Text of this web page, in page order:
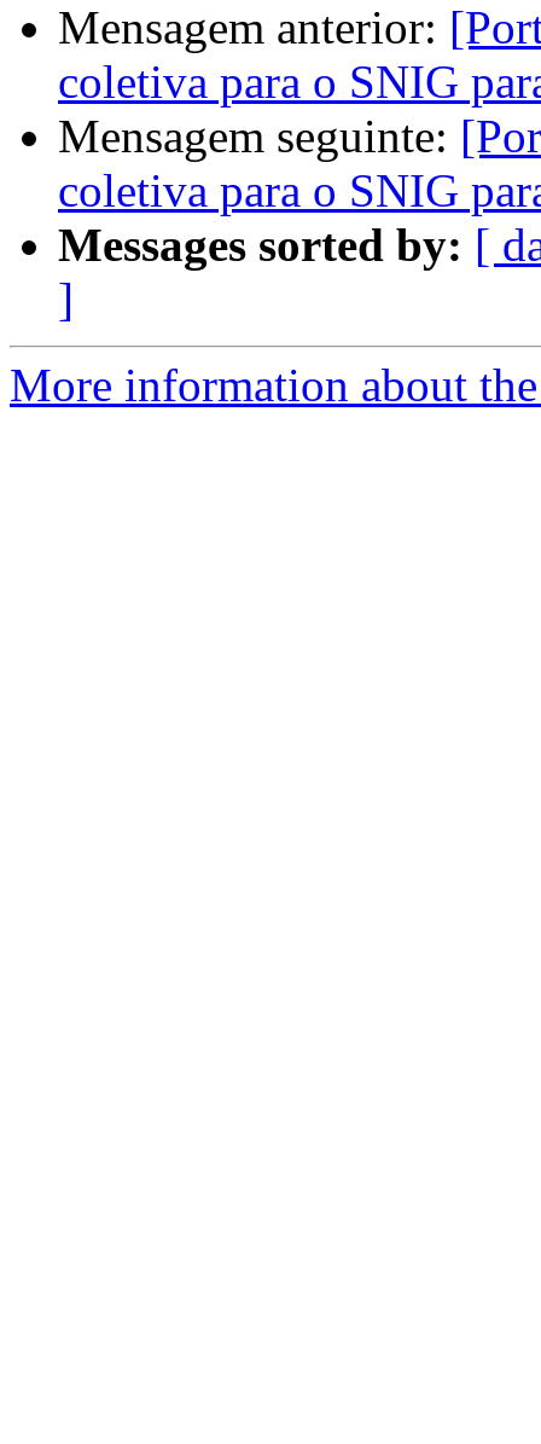
Mensagem anterior:
coletiva para o SNIG
Mensagem seguinte:
coletiva para o SNIG
Messages sorted by: [
]
More information about